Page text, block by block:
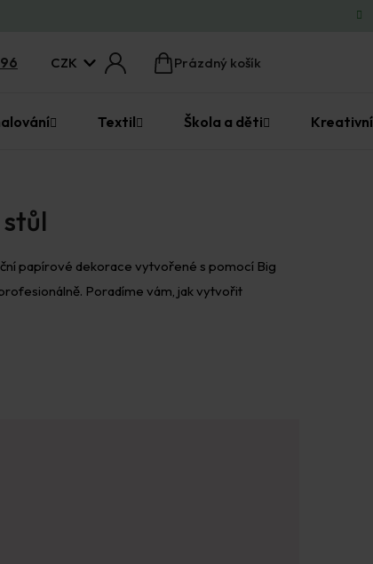
CZK
Nákupní
Prázdný košík
Textil Škola a děti
papírové dekorace vytvořené s pomocí Big
Poradíme vám, jak vytvořit